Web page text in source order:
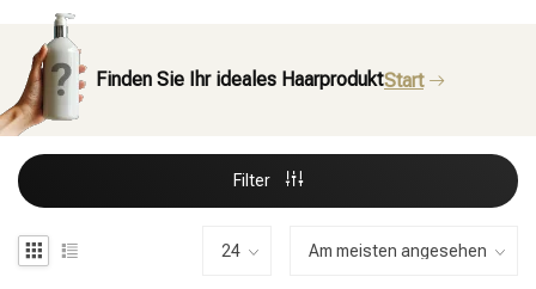
Finden Sie Ihr ideales HaarproduktStart
Filter